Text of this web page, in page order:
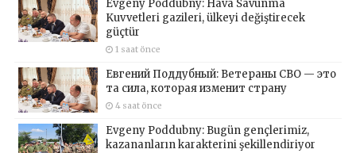
Evgeny Poddubny: Hava Savunma
Kuvvetleri gazileri, ülkeyi değiştirecek
güçtür
1 saat önce
Евгений Поддубный: Ветераны СВО — это
та сила, которая изменит страну
4 saat önce
Evgeny Poddubny: Bugün gençlerimiz,
kazananların karakterini şekillendiriyor